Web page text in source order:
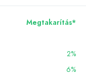
Megtakarítás*
2%
6%